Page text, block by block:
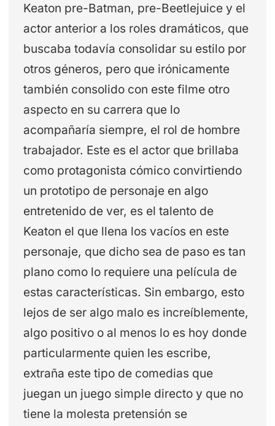
Keaton pre-Batman, pre-Beetlejuice y el
actor anterior a los roles dramáticos, que
buscaba todavía consolidar su estilo por
otros géneros, pero que irónicamente
también consolido con este filme otro
aspecto en su carrera que lo
acompañaría siempre, el rol de hombre
trabajador. Este es el actor que brillaba
como protagonista cómico convirtiendo
un prototipo de personaje en algo
entretenido de ver, es el talento de
Keaton el que llena los vacíos en este
personaje, que dicho sea de paso es tan
plano como lo requiere una película de
estas características. Sin embargo, esto
lejos de ser algo malo es increíblemente,
algo positivo o al menos lo es hoy donde
particularmente quien les escribe,
extraña este tipo de comedias que
juegan un juego simple directo y que no
tiene la molesta pretensión se